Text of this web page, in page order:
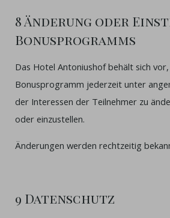
8 Änderung oder
Bonusprogramms
Das Hotel Antoniushof behält sich
Bonusprogramm jederzeit unter
der Interessen der Teilnehmer zu
oder einzustellen.
Änderungen werden rechtzeitig
9 Datenschutz